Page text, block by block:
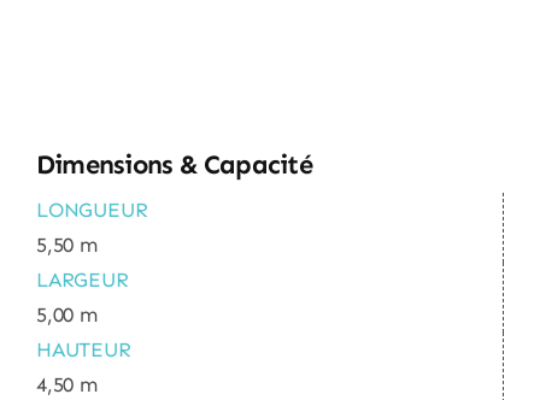
Dimensions & Capacité
LONGUEUR
5,50 m
LARGEUR
5,00 m
HAUTEUR
4,50 m